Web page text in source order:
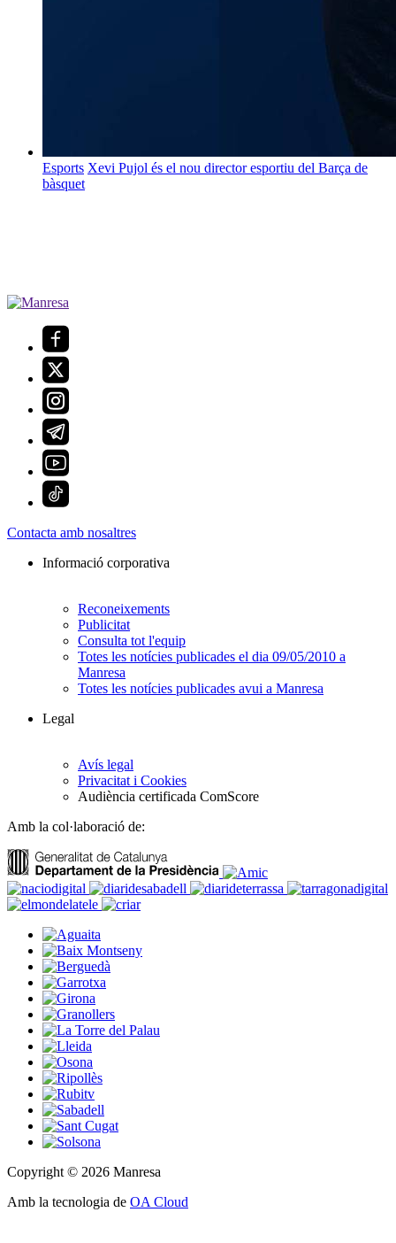
Esports Xevi Pujol és el nou director esportiu del Barça de
bàsquet
Contacta amb nosaltres
Informació corporativa
Reconeixements
Publicitat
Consulta tot l'equip
Totes les notícies publicades el dia 09/05/2010 a
Manresa
Totes les notícies publicades avui a Manresa
Legal
Avís legal
Privacitat i Cookies
Audiència certificada ComScore
Amb la col·laboració de:
Copyright © 2026 Manresa
Amb la tecnologia de OA Cloud